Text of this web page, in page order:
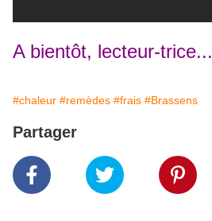
A bientôt, lecteur-trice...
#chaleur #remèdes #frais #Brassens
Partager